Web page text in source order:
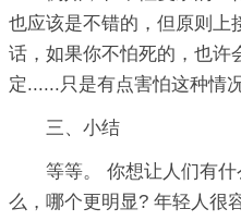
也应该是不错的，但原则上
话，如果你不怕死的，也许
定......只是有点害怕这种情
三、小结
等等。 你想让人们有
么，哪个更明显? 年轻人很